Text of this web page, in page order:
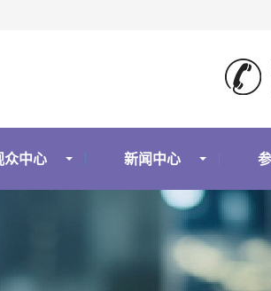
众中心 新闻中心